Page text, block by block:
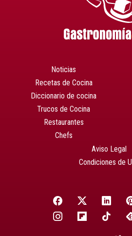
Noticias
Recetas de Cocina
Diccionario de cocina
Trucos de Cocina
Restaurantes
Chefs
Aviso Legal
Condiciones de